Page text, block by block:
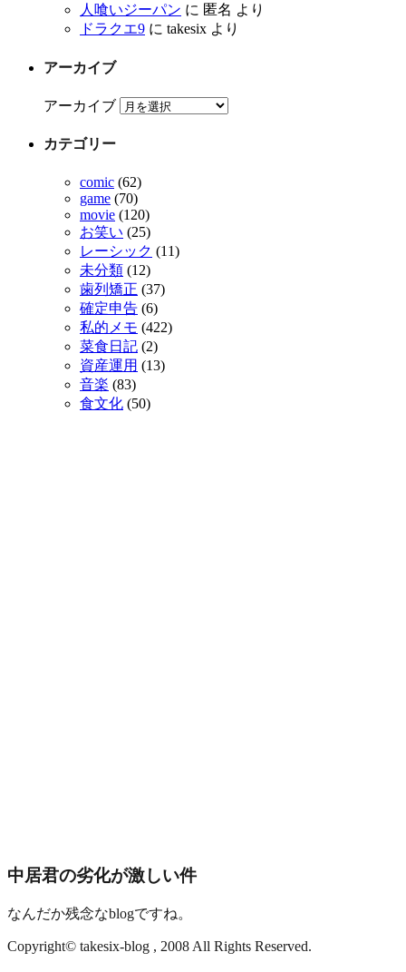
人喰いジーパン に 匿名 より
ドラクエ9 に takesix より
アーカイブ
アーカイブ
カテゴリー
comic (62)
game (70)
movie (120)
お笑い (25)
レーシック (11)
未分類 (12)
歯列矯正 (37)
確定申告 (6)
私的メモ (422)
菜食日記 (2)
資産運用 (13)
音楽 (83)
食文化 (50)
中居君の劣化が激しい件
なんだか残念なblogですね。
Copyright© takesix-blog , 2008 All Rights Reserved.